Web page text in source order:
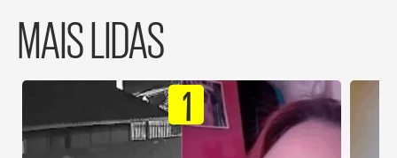
MAIS LIDAS
1